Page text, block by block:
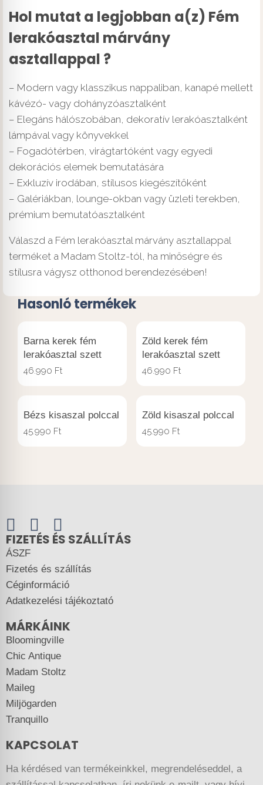
Hol mutat a legjobban a(z) Fém
lerakóasztal márvány
asztallappal ?
– Modern vagy klasszikus nappaliban, kanapé mellett
kávézó- vagy dohányzóasztalként
– Elegáns hálószobában, dekoratív lerakóasztalként
lámpával vagy könyvekkel
– Fogadótérben, virágtartóként vagy egyedi
dekorációs elemek bemutatására
– Exkluzív irodában, stílusos kiegészítőként
– Galériákban, lounge-okban vagy üzleti terekben,
prémium bemutatóasztalként
Válaszd a Fém lerakóasztal márvány asztallappal
terméket a Madam Stoltz-tól, ha minőségre és
stílusra vágysz otthonod berendezésében!
Hasonló termékek
Barna kerek fém
lerakóasztal szett
46.990 Ft
Zöld kerek fém
lerakóasztal szett
46.990 Ft
Bézs kisaszal polccal
45.990 Ft
Zöld kisaszal polccal
45.990 Ft
FIZETÉS ÉS SZÁLLÍTÁS
ÁSZF
Fizetés és szállítás
Céginformáció
Adatkezelési tájékoztató
MÁRKÁINK
Bloomingville
Chic Antique
Madam Stoltz
Maileg
Miljögarden
Tranquillo
KAPCSOLAT
Ha kérdésed van termékeinkkel, megrendeléseddel, a